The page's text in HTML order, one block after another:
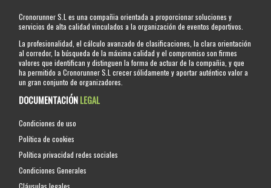
Cronorunner S.L es una compañia orientada a proporcionar soluciones y
servicios de alta calidad vinculados a la organización de eventos deportivos.
La profesionalidad, el cálculo avanzado de clasificaciones, la clara orientación
al corredor, la búsqueda de la máxima calidad y el compromiso son firmes
valores que identifican y distinguen la forma de actuar de la compañia, y que
ha permitido a Cronorunner S.L crecer sólidamente y aportar auténtico valor a
un gran conjunto de organizadores.
DOCUMENTACIÓNLEGAL
Condiciones de uso
Política de cookies
Política privacidad redes sociales
Condiciones Generales
Cláusulas legales